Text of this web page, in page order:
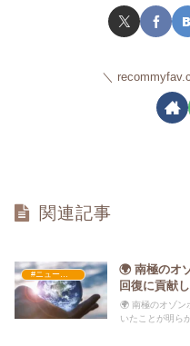
関連記事
🌍 南極のオ
回復に貢献
🌍 南極のオゾン
いたことが明